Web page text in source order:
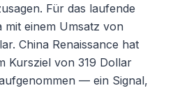
Für das laufende
einem Umsatz von
China Renaissance hat
Kursziel von 319 Dollar
— ein Signal,